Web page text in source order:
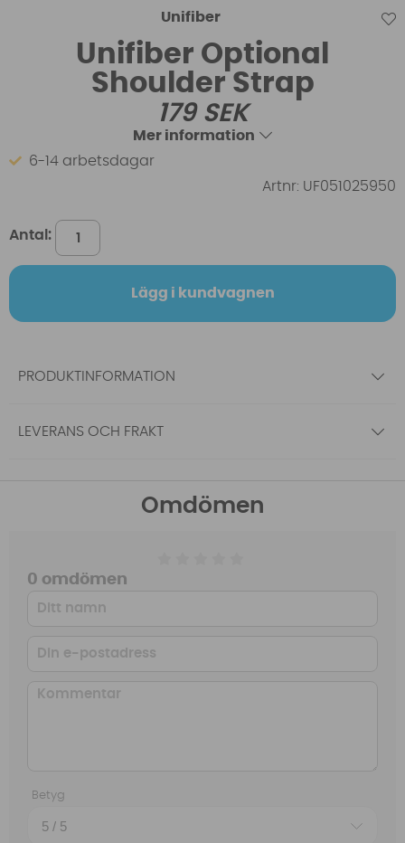
Unifiber
Unifiber Optional
Shoulder Strap
179SEK
Mer information
6-14 arbetsdagar
Artnr: UF051025950
Antal:
Lägg i kundvagnen
PRODUKTINFORMATION
LEVERANS OCH FRAKT
Omdömen
0 omdömen
Betyg